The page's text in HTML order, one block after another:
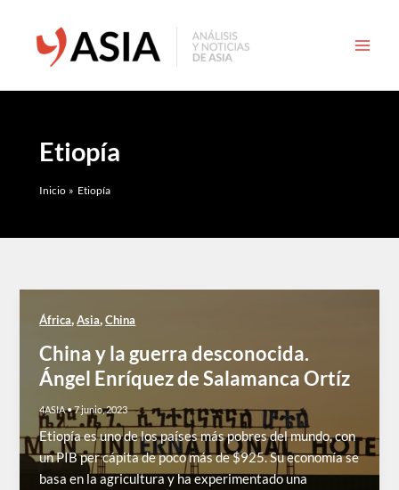
contenido
Etiopía
Inicio Etiopía
África,Asia,China
China y la guerra desconocida.
Ángel Enríquez de Salamanca Ortíz
4ASIA•7 junio, 2023
Etiopía es uno de los países más pobres del mundo, con
un PIB per cápita de poco más de $925. Su economía se
basa en la agricultura y ha experimentado una